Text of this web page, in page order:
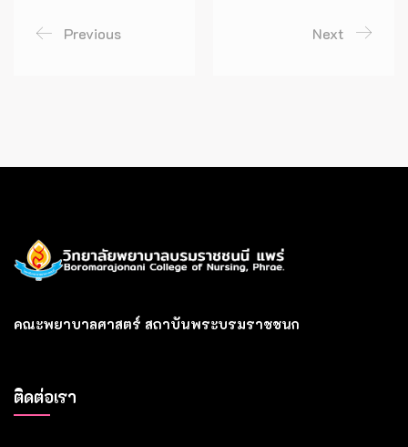
Previous Next
คณะพยาบาลศาสตร์ สถาบันพระบรมราชชนก
ติดต่อเรา